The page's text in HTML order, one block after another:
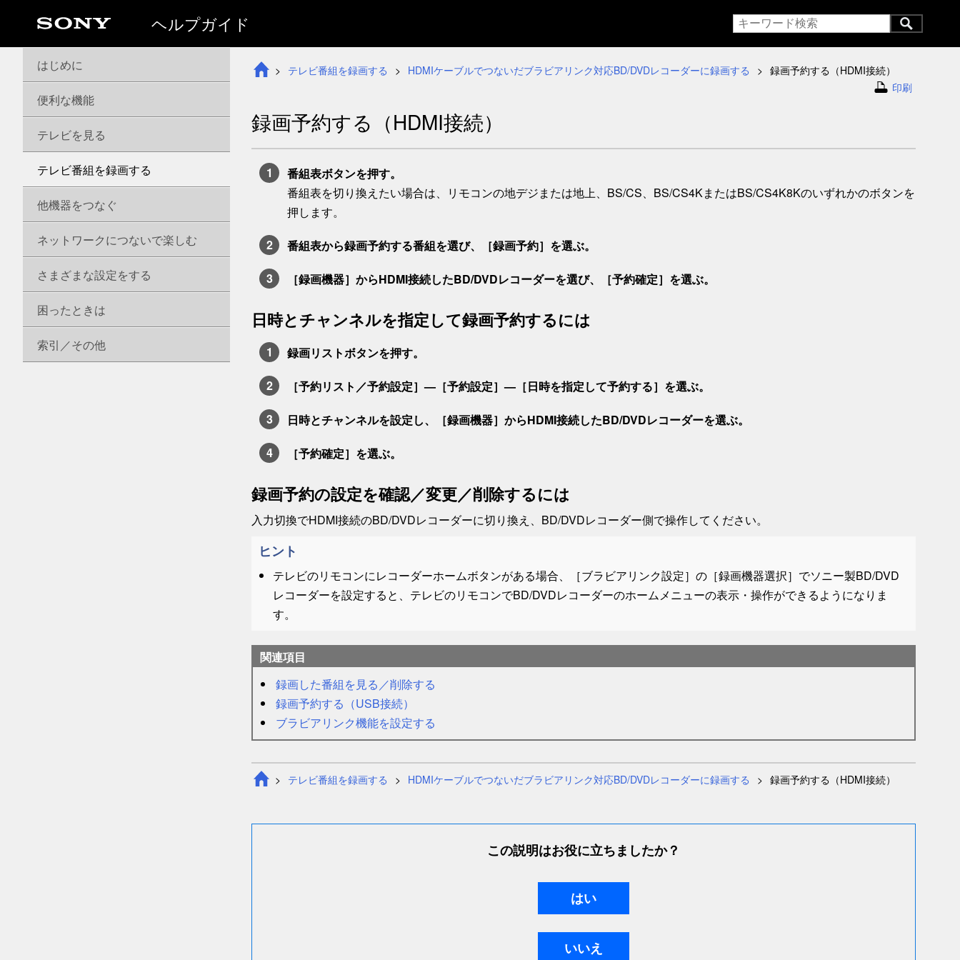
ヘルプガイド
テレビ番組を録画する HDMIケーブルでつないだブラビアリンク対応BD/DVDレコーダーに録画する
録画予約する（HDMI接続）
印刷
録画予約する（HDMI接続）
番組表ボタンを押す。
番組表を切り換えたい場合は、リモコンの地デジまたは地上、BS/CS、BS/CS4KまたはBS/CS4K8Kのいずれかのボタンを
押します。
番組表から録画予約する番組を選び、［録画予約］を選ぶ。
［録画機器］からHDMI接続したBD/DVDレコーダーを選び、［予約確定］を選ぶ。
日時とチャンネルを指定して録画予約するには
録画リストボタンを押す。
［予約リスト／予約設定］—［予約設定］—［日時を指定して予約する］を選ぶ。
日時とチャンネルを設定し、［録画機器］からHDMI接続したBD/DVDレコーダーを選ぶ。
［予約確定］を選ぶ。
録画予約の設定を確認／変更／削除するには
入力切換でHDMI接続のBD/DVDレコーダーに切り換え、BD/DVDレコーダー側で操作してください。
ヒント
テレビのリモコンにレコーダーホームボタンがある場合、［ブラビアリンク設定］の［録画機器選択］でソニー製BD/DVD
レコーダーを設定すると、テレビのリモコンでBD/DVDレコーダーのホームメニューの表示・操作ができるようになりま
す。
関連項目
録画した番組を見る／削除する
録画予約する（USB接続）
ブラビアリンク機能を設定する
テレビ番組を録画する HDMIケーブルでつないだブラビアリンク対応BD/DVDレコーダーに録画する 録画予約する（HDMI接続）
この説明はお役に立ちましたか？
はじめに
便利な機能
テレビを見る
テレビ番組を録画する
他機器をつなぐ
ネットワークにつないで楽しむ
さまざまな設定をする
困ったときは
索引／その他